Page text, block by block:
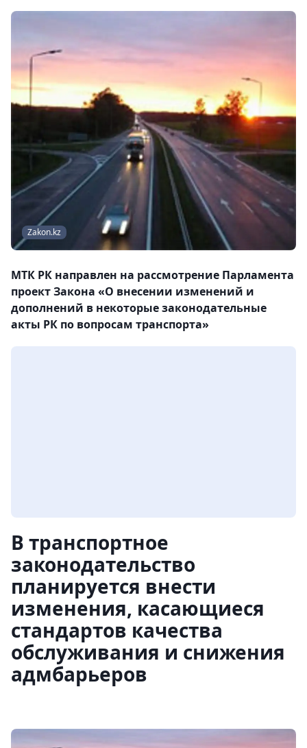
Zakon.kz
МТК РК направлен на рассмотрение Парламента
проект Закона «О внесении изменений и
дополнений в некоторые законодательные
акты РК по вопросам транспорта»
В транспортное
законодательство
планируется внести
изменения, касающиеся
стандартов качества
обслуживания и снижения
адмбарьеров